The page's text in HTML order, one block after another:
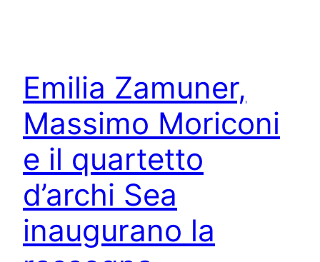
Emilia Zamuner,
Massimo Moriconi
e il quartetto
d’archi Sea
inaugurano la